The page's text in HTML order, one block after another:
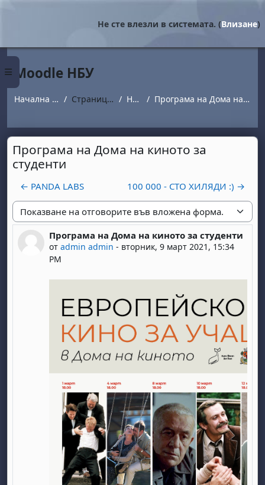
Страничен панел
Не сте влезли в системата. (Влизане)
Moodle НБУ
Начална страница Страници от сайта Новини Програма на Дома на киното за студенти
Програма на Дома на киното за
студенти
← PANDA LABS 100 000 - СТО ХИЛЯДИ :) →
Начин на показване
Програма на Дома на киното за студенти
от admin admin - вторник, 9 март 2021, 15:34
PM
Number of replies: 0